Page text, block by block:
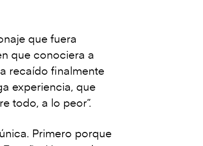
que fuera
que conociera a
recaído finalmente
experiencia, que
todo, a lo peor”.
Primero porque